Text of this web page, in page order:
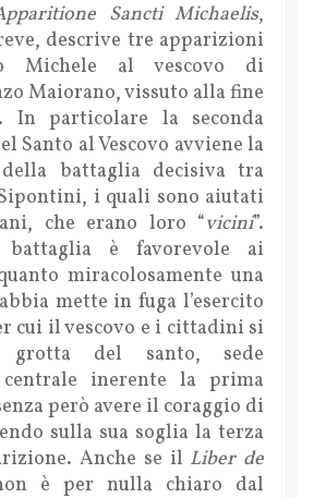
Sancti Michaelis,
descrive tre apparizioni
Michele al vescovo di
Maiorano, vissuto alla fine
In particolare la seconda
Santo al Vescovo avviene la
battaglia decisiva tra
i quali sono aiutati
che erano loro “vicini”.
battaglia è favorevole ai
miracolosamente una
mette in fuga l’esercito
cui il vescovo e i cittadini si
grotta del santo, sede
centrale inerente la prima
però avere il coraggio di
sulla sua soglia la terza
Anche se il Liber de
è per nulla chiaro dal